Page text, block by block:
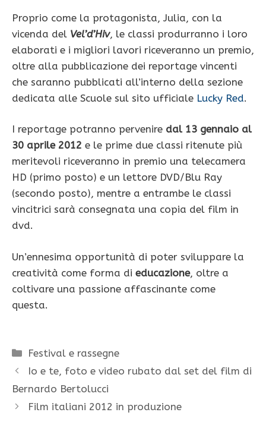
Proprio come la protagonista, Julia, con la
vicenda del Vel’d’Hiv, le classi produrranno i loro
elaborati e i migliori lavori riceveranno un premio,
oltre alla pubblicazione dei reportage vincenti
che saranno pubblicati all’interno della sezione
dedicata alle Scuole sul sito ufficiale Lucky Red.
I reportage potranno pervenire dal 13 gennaio al
30 aprile 2012 e le prime due classi ritenute più
meritevoli riceveranno in premio una telecamera
HD (primo posto) e un lettore DVD/Blu Ray
(secondo posto), mentre a entrambe le classi
vincitrici sarà consegnata una copia del film in
dvd.
Un’ennesima opportunità di poter sviluppare la
creatività come forma di educazione, oltre a
coltivare una passione affascinante come
questa.
Categorie
Festival e rassegne
Io e te, foto e video rubato dal set del film di
Bernardo Bertolucci
Film italiani 2012 in produzione